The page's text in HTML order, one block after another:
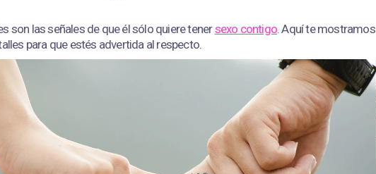
son las señales de que él sólo quiere tenersexo contigo. Aquí te mostramos
para que estés advertida al respecto.